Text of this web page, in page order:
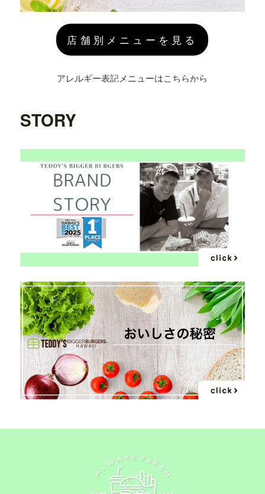
店舗別メニューを見る
アレルギー表記メニューはこちらから
STORY